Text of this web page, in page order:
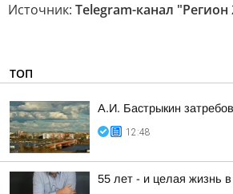
Источник: Telegram-канал "Регион
ТОП
А.И. Бастрыкин
12:48
55 лет - и целая жизнь